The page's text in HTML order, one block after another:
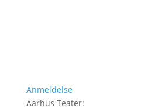
Anmeldelse
Aarhus Teater: